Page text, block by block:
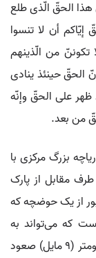
الحقّ الّذی طلع
أن لا تنسوا
من الّذینهم
الحقّ حینئذ ینادی
علی الحقّ وإنّه
من بعد.
بزرگ مرکزی با
مقابل از پارک
۳۵ کیلومتر (۲۱ مایل) عبور از یک حوضچه که
که می‌تواند به
عنوان یک کمپ پیش از تلاش بعدی برای ۱۵ کیلومتر (۹ مایل) صعود